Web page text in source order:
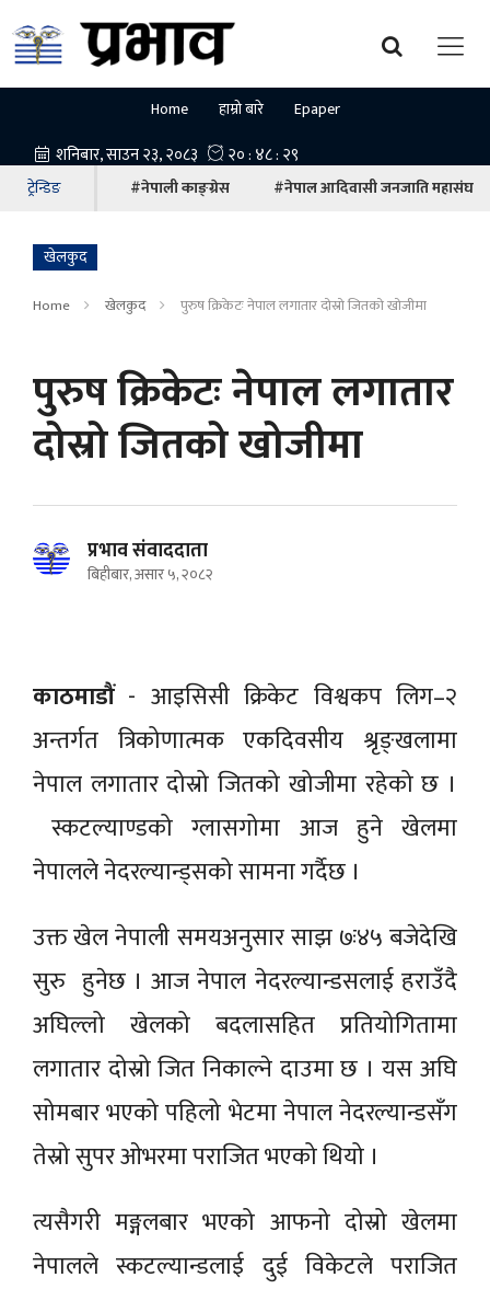
Home हाम्रो बारे Epaper
ट्रेन्डिङ #नेपाली काङ्ग्रेस #नेपाल आदिवासी जनजाति महासंघ
खेलकुद
Home खेलकुद पुरुष क्रिकेटः नेपाल लगातार दोस्रो जितको खोजीमा
पुरुष क्रिकेटः नेपाल लगातार
दोस्रो जितको खोजीमा
प्रभाव संवाददाता
बिहीबार, असार ५, २०८२
काठमाडौं- आइसिसी क्रिकेट विश्वकप लिग–२
अन्तर्गत त्रिकोणात्मक एकदिवसीय श्रृङ्खलामा
नेपाल लगातार दोस्रो जितको खोजीमा रहेको छ ।
स्कटल्याण्डको ग्लासगोमा आज हुने खेलमा
नेपालले नेदरल्यान्ड्सको सामना गर्दैछ ।
उक्त खेल नेपाली समयअनुसार साझ ७ः४५ बजेदेखि
सुरु हुनेछ । आज नेपाल नेदरल्यान्डसलाई हराउँदै
अघिल्लो खेलको बदलासहित प्रतियोगितामा
लगातार दोस्रो जित निकाल्ने दाउमा छ । यस अघि
सोमबार भएको पहिलो भेटमा नेपाल नेदरल्यान्डसँग
तेस्रो सुपर ओभरमा पराजित भएको थियो ।
त्यसैगरी मङ्गलबार भएको आफनो दोस्रो खेलमा
नेपालले स्कटल्यान्डलाई दुई विकेटले पराजित